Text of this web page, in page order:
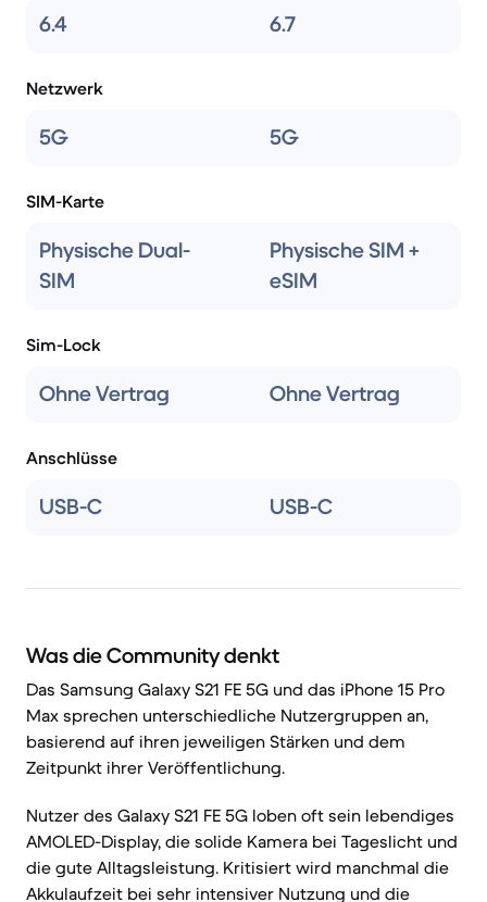
6.4 6.7
Netzwerk
5G 5G
SIM-Karte
Physische Dual-
SIM
Physische SIM +
eSIM
Sim-Lock
Ohne Vertrag Ohne Vertrag
Anschlüsse
USB-C USB-C
Was die Community denkt
Das Samsung Galaxy S21 FE 5G und das iPhone 15 Pro
Max sprechen unterschiedliche Nutzergruppen an,
basierend auf ihren jeweiligen Stärken und dem
Zeitpunkt ihrer Veröffentlichung.
Nutzer des Galaxy S21 FE 5G loben oft sein lebendiges
AMOLED-Display, die solide Kamera bei Tageslicht und
die gute Alltagsleistung. Kritisiert wird manchmal die
Akkulaufzeit bei sehr intensiver Nutzung und die